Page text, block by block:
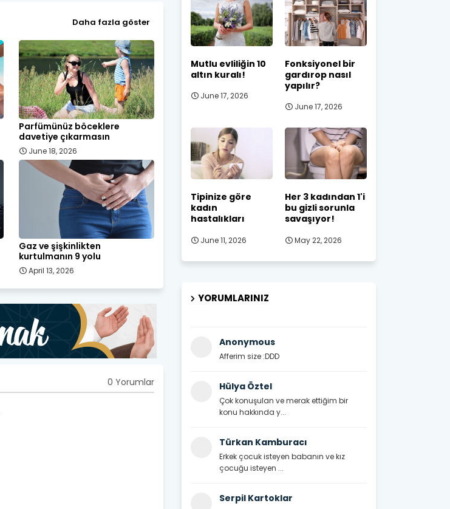
Daha fazla göster
Parfümünüz böceklere
davetiye çıkarmasın
June 18, 2026
Gaz ve şişkinlikten
kurtulmanın 9 yolu
April 13, 2026
0 Yorumlar
Mutlu evliliğin 10
altın kuralı!
June 17, 2026
Fonksiyonel bir
gardırop nasıl
yapılır?
June 17, 2026
Tipinize göre
kadın
hastalıkları
June 11, 2026
Her 3 kadından 1'i
bu gizli sorunla
savaşıyor!
May 22, 2026
YORUMLARINIZ
Anonymous
Afferim size :DDD
Hülya Öztel
Çok konuşulan ve merak ettiğim bir
konu hakkında y...
Türkan Kamburacı
Erkek çocuk isteyen babanın ve kız
çocuğu isteyen ...
Serpil Kartoklar